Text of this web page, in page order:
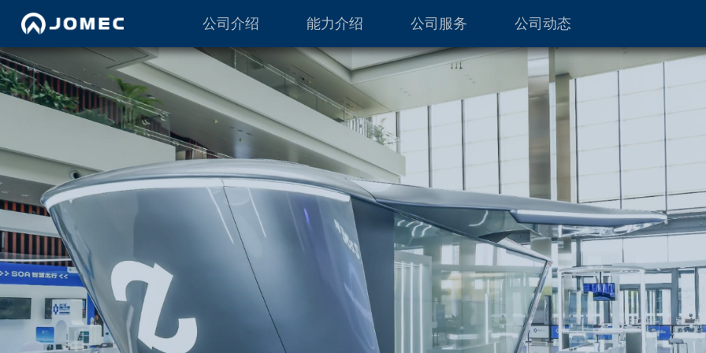
公司介绍 能力介绍 公司服务 公司动态